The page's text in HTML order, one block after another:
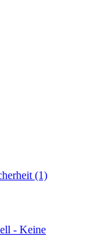
(1)
- Keine